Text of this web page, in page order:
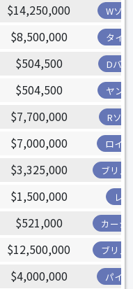
$14,250,000 Wソ
$8,500,000 タイ
$504,500 Dバ
$504,500 ヤン
$7,700,000 Rソ
$7,000,000 ロイ
$3,325,000 ブリュ
$1,500,000 レ
$521,000 カージ
$12,500,000 ブリュ
$4,000,000 パイ